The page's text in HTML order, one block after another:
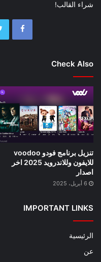
شراء القالب!
Check Also
تنزيل برنامج فودو voodoo
للايفون وللاندرويد 2025 اخر
اصدار
6 أبريل، 2025
IMPORTANT LINKS
الرئيسية
عن